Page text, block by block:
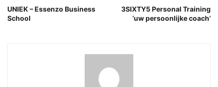
UNIEK – Essenzo Business
School
3SIXTY5 Personal Training
‘uw persoonlijke coach’